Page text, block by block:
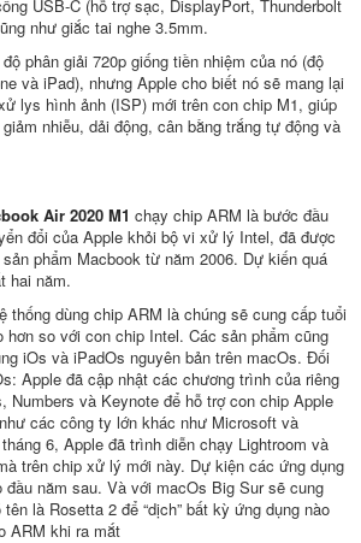
USB-C (hỗ trợ sạc, DisplayPort, Thunderbolt
như giắc tai nghe 3.5mm.
phân giải 720p giống tiền nhiệm của nó (độ
và iPad), nhưng Apple cho biết nó sẽ mang lại
lys hình ảnh (ISP) mới trên con chip M1, giúp
nhiễu, dải động, cân bằng trắng tự động và
Air 2020 M1 chạy chip ARM là bước đầu
đổi của Apple khỏi bộ vi xử lý Intel, đã được
phẩm Macbook từ năm 2006. Dự kiến quá
hai năm.
thống dùng chip ARM là chúng sẽ cung cấp tuổi
hơn so với con chip Intel. Các sản phẩm cũng
iOs và iPadOs nguyên bản trên macOs. Đối
Apple đã cập nhật các chương trình của riêng
Numbers và Keynote để hỗ trợ con chip Apple
các công ty lớn khác như Microsoft và
6, Apple đã trình diễn chạy Lightroom và
trên chip xử lý mới này. Dự kiện các ứng dụng
năm sau. Và với macOs Big Sur sẽ cung
là Rosetta 2 để “dịch” bất kỳ ứng dụng nào
ARM khi ra mắt